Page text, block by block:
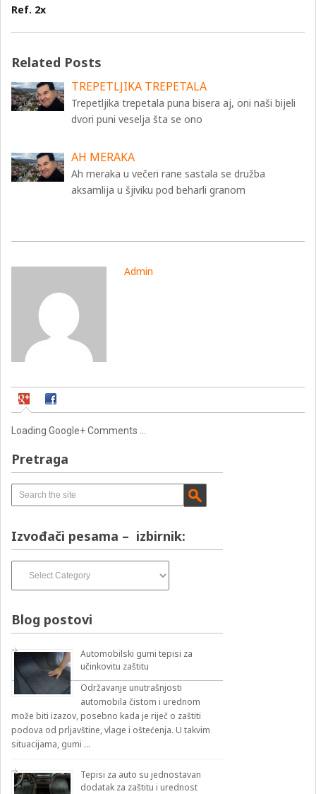
Ref. 2x
Related Posts
TREPETLJIKA TREPETALA
Trepetljika trepetala puna bisera aj, oni naši bijeli
dvori puni veselja šta se ono
AH MERAKA
Ah meraka u večeri rane sastala se družba
aksamlija u šjiviku pod beharli granom
Admin
Loading Google+ Comments ...
Pretraga
Izvođači pesama – izbirnik:
pesama
Blog postovi
Automobilski gumi tepisi za
učinkovitu zaštitu
Održavanje unutrašnjosti
automobila čistom i urednom
može biti izazov, posebno kada je riječ o zaštiti
podova od prljavštine, vlage i oštećenja. U takvim
situacijama, gumi …
Tepisi za auto su jednostavan
dodatak za zaštitu i urednost